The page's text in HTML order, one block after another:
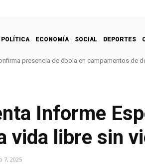
POLÍTICA ECONOMÍA SOCIAL DEPORTES
presencia de ébola en campamentos de
Informe
vida libre sin
7, 2025